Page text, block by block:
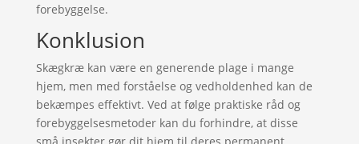
forebyggelse.
Konklusion
Skægkræ kan være en generende plage i mange
hjem, men med forståelse og vedholdenhed kan de
bekæmpes effektivt. Ved at følge praktiske råd og
forebyggelsesmetoder kan du forhindre, at disse
små insekter gør dit hjem til deres permanent